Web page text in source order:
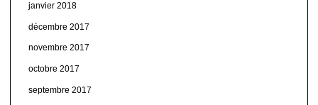
janvier 2018
décembre 2017
novembre 2017
octobre 2017
septembre 2017